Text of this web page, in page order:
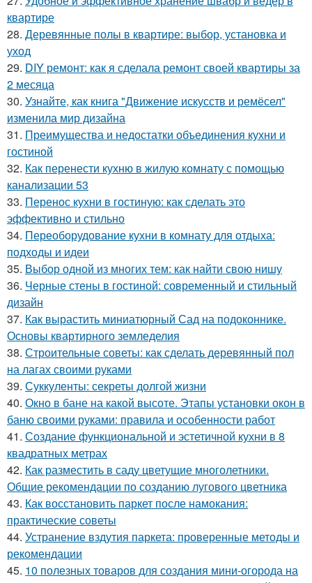
квартире
28. Деревянные полы в квартире: выбор, установка и
уход
29. DIY ремонт: как я сделала ремонт своей квартиры за
2 месяца
30. Узнайте, как книга "Движение искусств и ремёсел"
изменила мир дизайна
31. Преимущества и недостатки объединения кухни и
гостиной
32. Как перенести кухню в жилую комнату с помощью
канализации 53
33. Перенос кухни в гостиную: как сделать это
эффективно и стильно
34. Переоборудование кухни в комнату для отдыха:
подходы и идеи
35. Выбор одной из многих тем: как найти свою нишу
36. Черные стены в гостиной: современный и стильный
дизайн
37. Как вырастить миниатюрный Сад на подоконнике.
Основы квартирного земледелия
38. Строительные советы: как сделать деревянный пол
на лагах своими руками
39. Суккуленты: секреты долгой жизни
40. Окно в бане на какой высоте. Этапы установки окон в
баню своими руками: правила и особенности работ
41. Создание функциональной и эстетичной кухни в 8
квадратных метрах
42. Как разместить в саду цветущие многолетники.
Общие рекомендации по созданию лугового цветника
43. Как восстановить паркет после намокания:
практические советы
44. Устранение вздутия паркета: проверенные методы и
рекомендации
45. 10 полезных товаров для создания мини-огорода на